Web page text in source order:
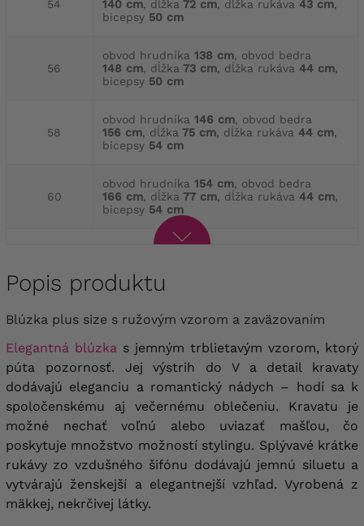
54
140 cm, dĺžka 72 cm, dĺžka rukáva 43 cm,
bicepsy 50 cm
56
obvod hrudníka 138 cm, obvod bedra
148 cm, dĺžka 73 cm, dĺžka rukáva 44 cm,
bicepsy 50 cm
58
obvod hrudníka 146 cm, obvod bedra
156 cm, dĺžka 75 cm, dĺžka rukáva 44 cm,
bicepsy 54 cm
60
obvod hrudníka 154 cm, obvod bedra
166 cm, dĺžka 77 cm, dĺžka rukáva 44 cm,
bicepsy 54 cm
Popis produktu
Blúzka plus size s ružovým vzorom a zaväzovaním
Elegantná blúzka s jemným trblietavým vzorom, ktorý
púta pozornosť. Jej výstrih do V a detail kravaty
dodávajú eleganciu a romantický nádych – hodí sa k
spoločenskému aj večernému oblečeniu. Kravatu je
možné nechať voľnú alebo uviazať mašľou, čo
poskytuje množstvo možností stylingu. Splývavé krátke
rukávy zo vzdušného šifónu dodávajú jemnú siluetu a
vytvárajú ženskejší a elegantnejší vzhľad. Vyrobená z
mäkkej, nekrčivej látky.